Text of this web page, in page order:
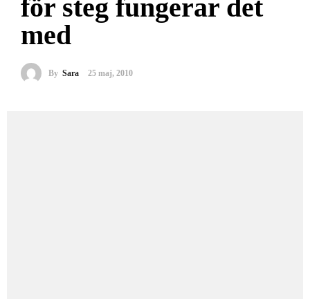
för steg fungerar det
med
By Sara 25 maj, 2010